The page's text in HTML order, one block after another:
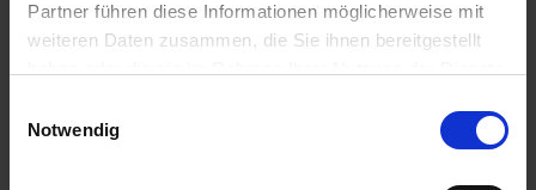
Partner führen diese Informationen möglicherweise mit
weiteren Daten zusammen, die Sie ihnen bereitgestellt
Notwendig
zzgl. MwSt.